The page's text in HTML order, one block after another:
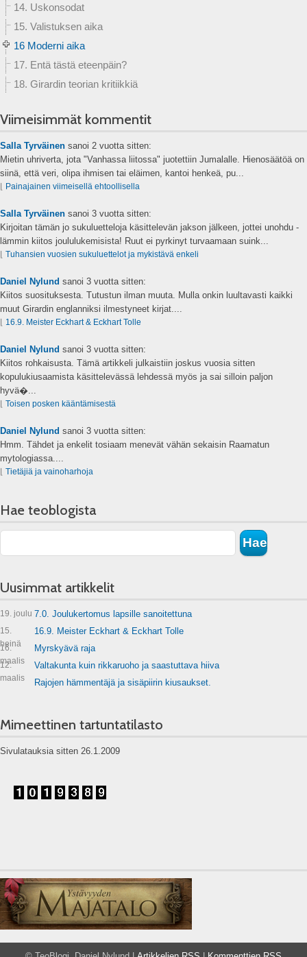
14. Uskonsodat
15. Valistuksen aika
16 Moderni aika
17. Entä tästä eteenpäin?
18. Girardin teorian kritiikkiä
Viimeisimmät kommentit
Salla Tyrväinen sanoi 2 vuotta sitten:
Mietin uhriverta, jota "Vanhassa liitossa" juotettiin Jumalalle. Hienosäätöä on
siinä, että veri, olipa ihmisen tai eläimen, kantoi henkeä, pu...
⌊ Painajainen viimeisellä ehtoollisella
Salla Tyrväinen sanoi 3 vuotta sitten:
Kirjoitan tämän jo sukuluetteloja käsittelevän jakson jälkeen, jottei unohdu -
lämmin kiitos joululukemisista! Ruut ei pyrkinyt turvaamaan suink...
⌊ Tuhansien vuosien sukuluettelot ja mykistävä enkeli
Daniel Nylund sanoi 3 vuotta sitten:
Kiitos suosituksesta. Tutustun ilman muuta. Mulla onkin luultavasti kaikki
muut Girardin englanniksi ilmestyneet kirjat....
⌊ 16.9. Meister Eckhart & Eckhart Tolle
Daniel Nylund sanoi 3 vuotta sitten:
Kiitos rohkaisusta. Tämä artikkeli julkaistiin joskus vuosia sitten
kopulukiusaamista käsittelevässä lehdessä myös ja sai silloin paljon
hyvä�...
⌊ Toisen posken kääntämisestä
Daniel Nylund sanoi 3 vuotta sitten:
Hmm. Tähdet ja enkelit tosiaam menevät vähän sekaisin Raamatun
mytologiassa....
⌊ Tietäjiä ja vainoharhoja
Hae teoblogista
Uusimmat artikkelit
19. joulu 7.0. Joulukertomus lapsille sanoitettuna
15.
heinä
16.9. Meister Eckhart & Eckhart Tolle
16.
maalis
Myrskyävä raja
12.
maalis
Valtakunta kuin rikkaruoho ja saastuttava hiiva
Rajojen hämmentäjä ja sisäpiirin kiusaukset.
Mimeettinen tartuntatilasto
Sivulatauksia sitten 26.1.2009